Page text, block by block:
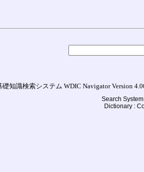
知識検索システム WDIC Navigator Version
Search
Dictionary :